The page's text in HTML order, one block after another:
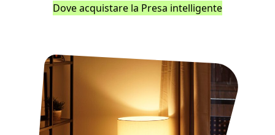
Dove acquistare la Presa intelligente